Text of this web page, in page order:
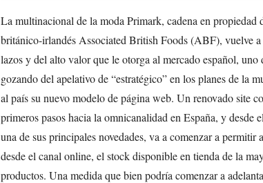
La multinacional de la moda Primark, cadena en propiedad
británico-irlandés Associated British Foods (ABF), vuelve a
lazos y del alto valor que le otorga al mercado español, uno
gozando del apelativo de “estratégico” en los planes de la
al país su nuevo modelo de página web. Un renovado site
primeros pasos hacia la omnicanalidad en España, y desde
una de sus principales novedades, va a comenzar a permitir
desde el canal online, el stock disponible en tienda de la
productos. Una medida que bien podría comenzar a